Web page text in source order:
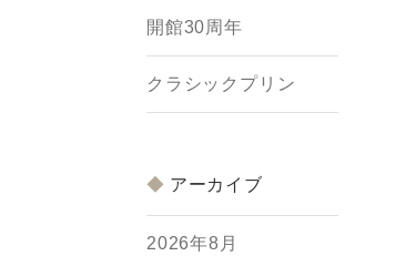
開館30周年
クラシックプリン
アーカイブ
2026年8月